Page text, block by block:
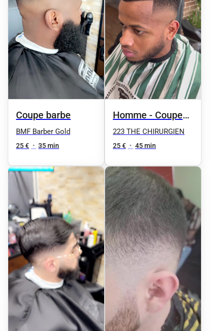
Coupe barbe
BMF Barber Gold
25 € • 35 min
Homme - Coupe
et taille de la
barbe
223 THE CHIRURGIEN
25 € • 45 min